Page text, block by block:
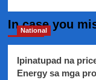
General
del
Norte,
In case you
National
Ipinatupad na
Energy sa mga